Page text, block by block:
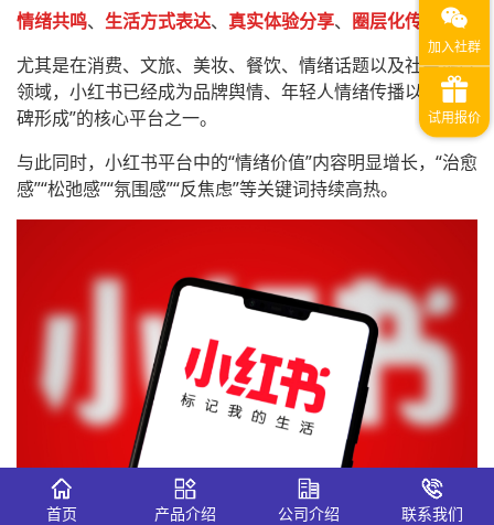
情绪共鸣、 生活方式表达、 真实体验分享、 圈层化传播 。
尤其是在消费、文旅、美妆、餐饮、情绪话题以及社会热点
领域，小红书已经成为品牌舆情、年轻人情绪传播以及“口
碑形成”的核心平台之一。
与此同时，小红书平台中的“情绪价值”内容明显增长，“治愈
感”“松弛感”“氛围感”“反焦虑”等关键词持续高热。
首页 产品介绍 公司介绍 联系我们